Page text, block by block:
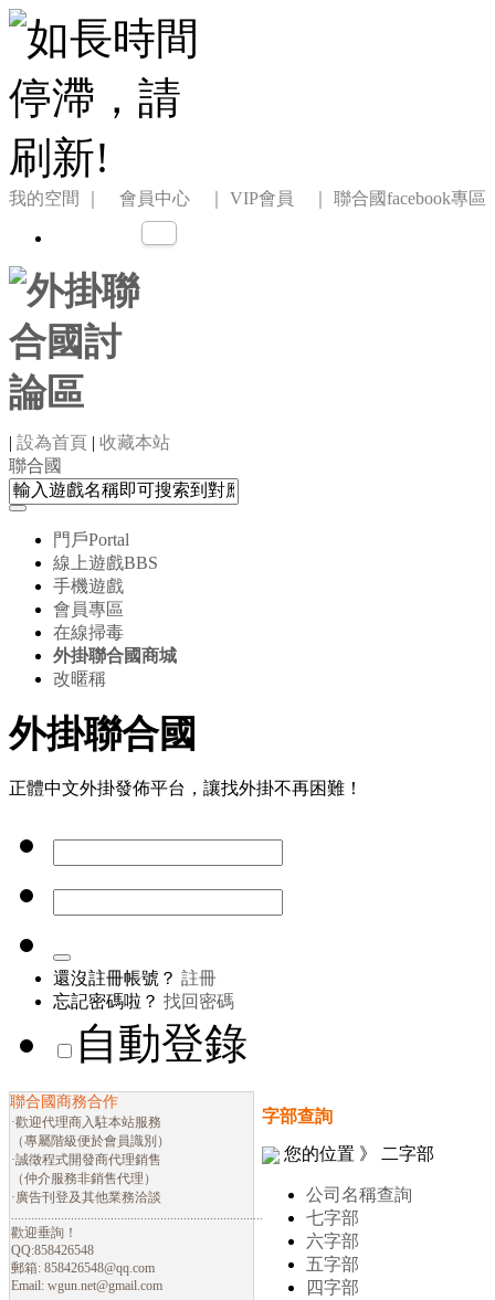
我的空間 ｜ 會員中心 ｜ VIP會員 ｜ 聯合國facebook專區
| 設為首頁 | 收藏本站
聯合國
門戶Portal
線上遊戲BBS
手機遊戲
會員專區
在線掃毒
外掛聯合國商城
改暱稱
外掛聯合國
正體中文外掛發佈平台，讓找外掛不再困難！
還沒註冊帳號？ 註冊
忘記密碼啦？ 找回密碼
自動登錄
聯合國商務合作
·歡迎代理商入駐本站服務
（專屬階級便於會員識別）
·誠徵程式開發商代理銷售
（仲介服務非銷售代理）
·廣告刊登及其他業務洽談
歡迎垂詢！
QQ:858426548
郵箱: 858426548@qq.com
Email: wgun.net@gmail.com
字部查詢
您的位置 》 二字部
公司名稱查詢
七字部
六字部
五字部
四字部